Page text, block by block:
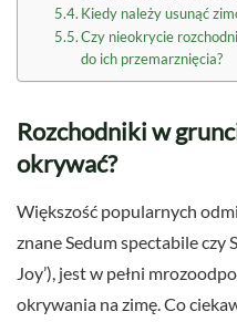
Kiedy należy usunąć
Czy nieokrycie
do ich przemarznięcia?
Rozchodniki w
okrywać?
Większość popularnych
znane Sedum spectabile
Joy’), jest w pełni
okrywania na zimę. Co